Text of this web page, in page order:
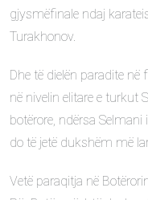
gjysmëfinale ndaj
Turakhonov.
Dhe të dielën paradite në
në nivelin elitare e turkut
botërore, ndërsa
do të jetë dukshëm më
Vetë paraqitja në